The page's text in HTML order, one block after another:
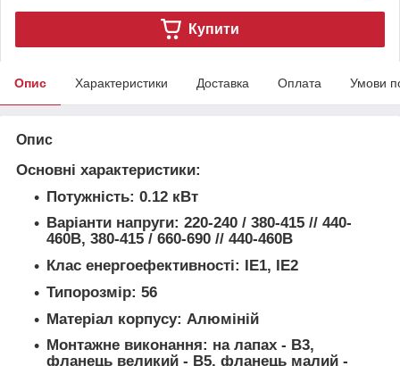
Купити
Опис Характеристики Доставка Оплата Умови
Опис
Основні характеристики:
Потужність: 0.12 кВт
Варіанти напруги: 220-240 / 380-415 // 440-
460В, 380-415 / 660-690 // 440-460В
Клас енергоефективності: IE1, IE2
Типорозмір: 56
Матеріал корпусу: Алюміній
Монтажне виконання: на лапах - B3,
фланець великий - В5, фланець малий -